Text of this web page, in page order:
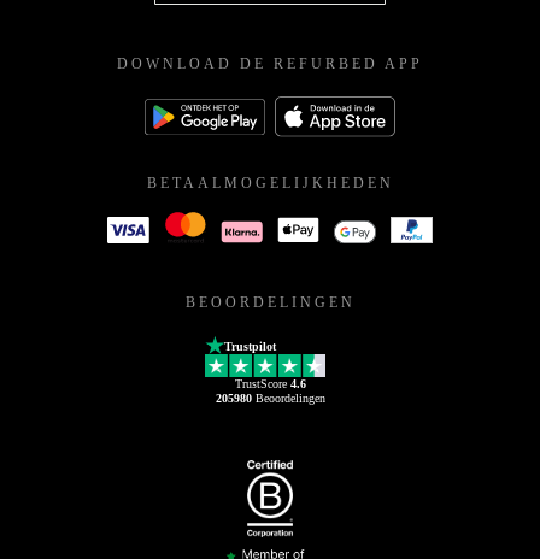
DOWNLOAD DE REFURBED APP
BETAALMOGELIJKHEDEN
BEOORDELINGEN
Trustpilot
TrustScore 4.6
205980Beoordelingen